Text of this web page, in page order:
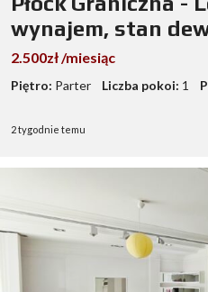
wynajem, stan
2.500zł /miesiąc
Piętro: Parter Liczba pokoi: 1
2 tygodnie temu